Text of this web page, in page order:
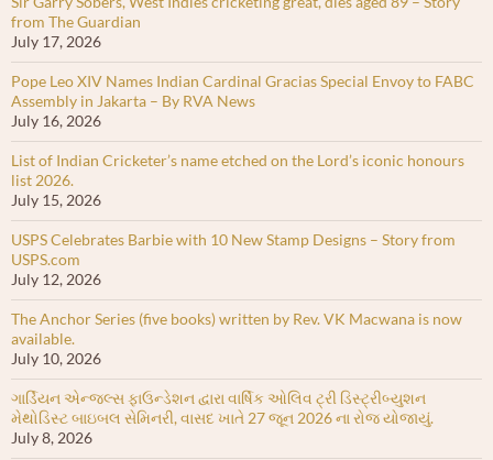
from The Guardian
July 17, 2026
Pope Leo XIV Names Indian Cardinal Gracias Special Envoy to FABC
Assembly in Jakarta – By RVA News
July 16, 2026
List of Indian Cricketer’s name etched on the Lord’s iconic honours
list 2026.
July 15, 2026
USPS Celebrates Barbie with 10 New Stamp Designs – Story from
USPS.com
July 12, 2026
The Anchor Series (five books) written by Rev. VK Macwana is now
available.
July 10, 2026
ગાર્ડિયન એન્જલ્સ ફાઉન્ડેશન દ્વારા વાર્ષિક ઓલિવ ટ્રી ડિસ્ટ્રીબ્યુશન
મેથોડિસ્ટ બાઇબલ સેમિનરી, વાસદ ખાતે 27 જૂન 2026 ના રોજ યોજાયું.
July 8, 2026